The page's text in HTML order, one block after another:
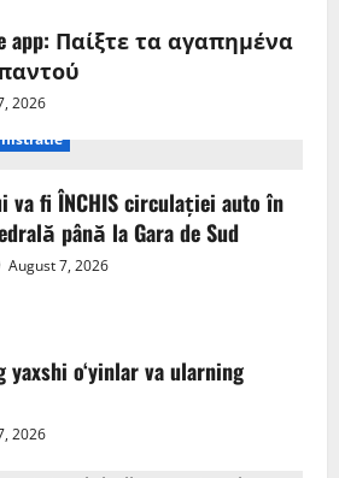
app: Παίξτε τα αγαπημένα
2026
va fi ÎNCHIS circulației auto în
până la Gara de Sud
August 7, 2026
o‘yinlar va ularning
2026